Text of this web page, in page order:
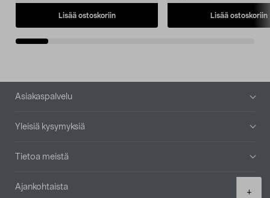
+
Lisää ostoskoriin Lisää ostoskoriin
Alatunniste
Asiakaspalvelu
Yleisiä kysymyksiä
Tietoa meistä
Ajankohtaista